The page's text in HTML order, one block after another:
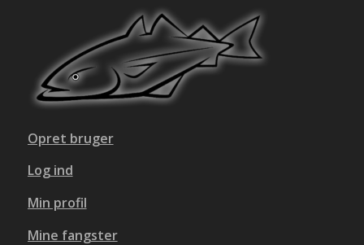
Opret bruger
Log ind
Min profil
Mine fangster